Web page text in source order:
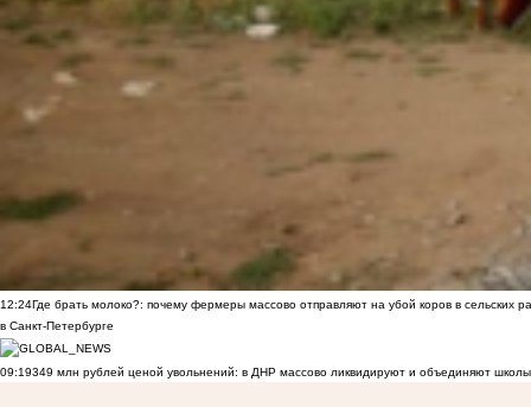
12:24Где брать молоко?: почему фермеры массово отправляют на убой коров в сельских
в Санкт-Петербурге
09:19349 млн рублей ценой увольнений: в ДНР массово ликвидируют и объединяют